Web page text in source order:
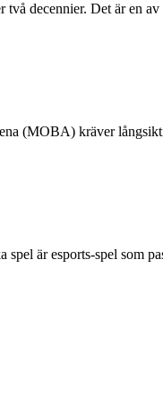
decennier. Det är en
(MOBA) kräver
är esports-spel som